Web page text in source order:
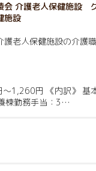
会 介護老人保健施設
施設
護老人保健施設の介護
〜1,260円 《内訳》 基
棟勤務手当：3…